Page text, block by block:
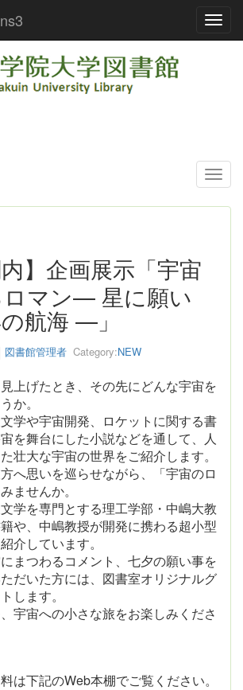
内】企画展示「宇宙
マン— 星に願い
航海 —」
図書館管理者 Category:NEW
上げたとき、その先にどんな宇宙を
か。
学や宇宙開発、ロケットに関する書
を舞台にした小説などを通して、人
壮大な宇宙の世界をご紹介します。
へ思いを巡らせながら、「宇宙のロ
ませんか。
学を専門とする理工学部・中嶋大教
や、中嶋教授が開発に携わる超小型
介しています。
まつわるコメント、七夕の願い事を
だいた方には、図書室オリジナルグ
します。
宇宙への小さな旅をお楽しみくださ
は下記のWeb本棚でご覧ください。